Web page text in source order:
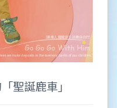
聖誕鹿車」